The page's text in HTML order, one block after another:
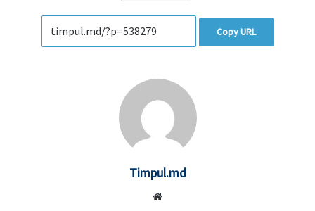
Copy URL
Timpul.md